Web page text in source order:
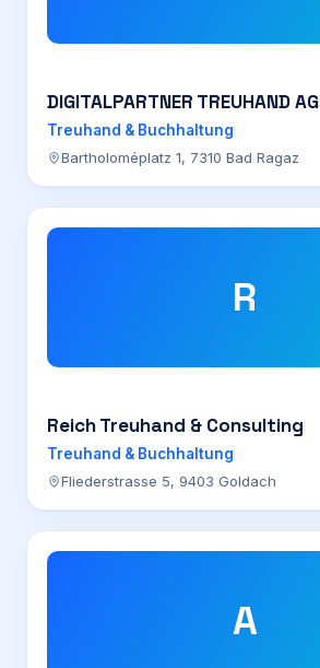
DIGITALPARTNER TREUHAND AG
Treuhand & Buchhaltung
Bartholoméplatz 1, 7310 Bad Ragaz
R
Reich Treuhand & Consulting
Treuhand & Buchhaltung
Fliederstrasse 5, 9403 Goldach
A